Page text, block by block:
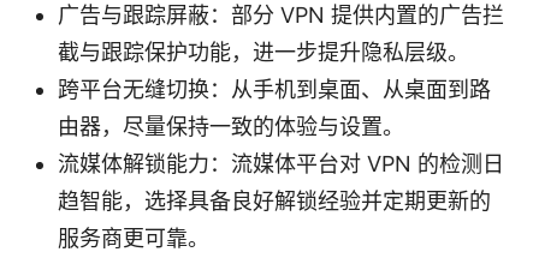
广告与跟踪屏蔽：部分 VPN 提供内置的广告拦
截与跟踪保护功能，进一步提升隐私层级。
跨平台无缝切换：从手机到桌面、从桌面到路
由器，尽量保持一致的体验与设置。
流媒体解锁能力：流媒体平台对 VPN 的检测日
趋智能，选择具备良好解锁经验并定期更新的
服务商更可靠。